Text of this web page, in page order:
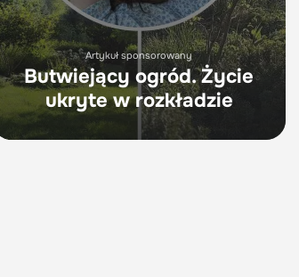
Artykuł sponsorowany
Butwiejący ogród. Życie
ukryte w rozkładzie